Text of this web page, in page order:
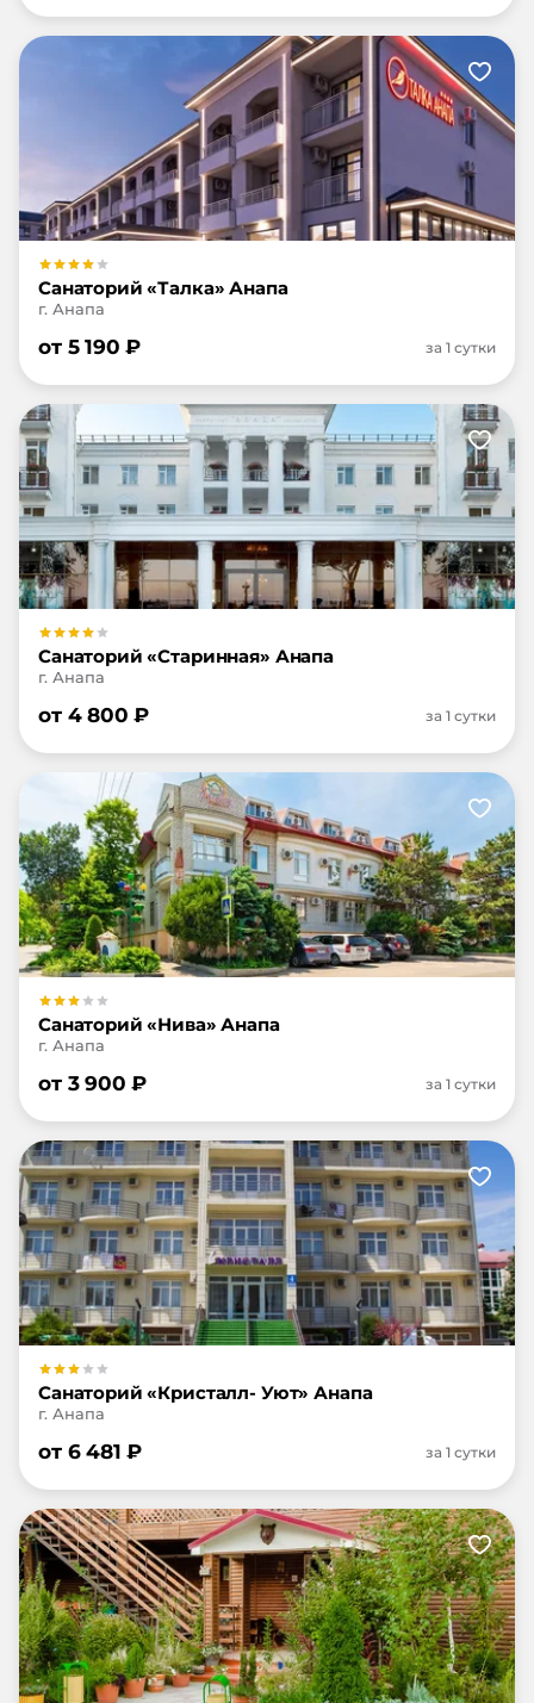
Санаторий «Талка» Анапа
г. Анапа
от 5 190 ₽ за 1 сутки
Санаторий «Старинная» Анапа
г. Анапа
от 4 800 ₽ за 1 сутки
Санаторий «Нива» Анапа
г. Анапа
от 3 900 ₽ за 1 сутки
Санаторий «Кристалл- Уют» Анапа
г. Анапа
от 6 481 ₽ за 1 сутки